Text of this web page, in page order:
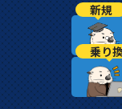
新規
乗り